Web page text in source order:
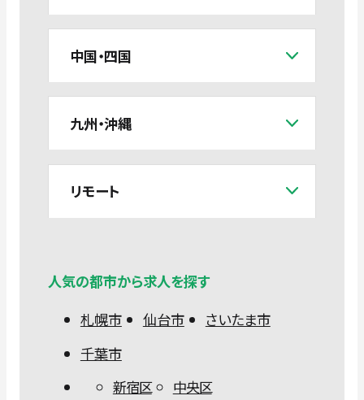
中国・四国
九州・沖縄
リモート
人気の都市から求人を探す
札幌市
仙台市
さいたま市
千葉市
新宿区
中央区